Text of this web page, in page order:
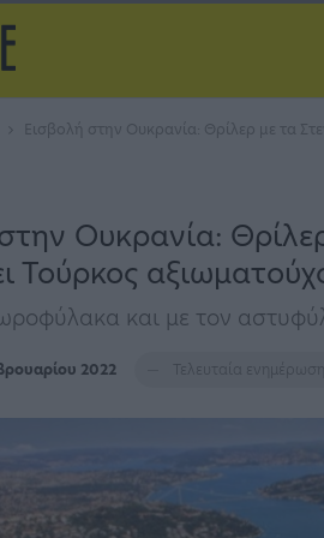
Εισβολή στην Ουκρανία: Θρίλερ με τα
Ουκρανία:
Τούρκος
και με τον
2022 Τελευταία ενημέρωση